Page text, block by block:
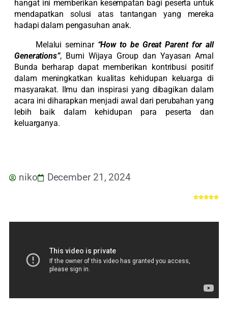
hangat ini memberikan kesempatan bagi peserta untuk
mendapatkan solusi atas tantangan yang mereka
hadapi dalam pengasuhan anak.
Melalui seminar “How to be Great Parent for all
Generations”, Bumi Wijaya Group dan Yayasan Amal
Bunda berharap dapat memberikan kontribusi positif
dalam meningkatkan kualitas kehidupan keluarga di
masyarakat. Ilmu dan inspirasi yang dibagikan dalam
acara ini diharapkan menjadi awal dari perubahan yang
lebih baik dalam kehidupan para peserta dan
keluarganya.
niko December 21, 2024
